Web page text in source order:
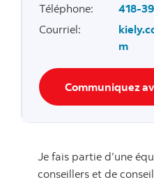
Téléphone:
418-
Courriel:
m
Communiquez
Je fais partie d’une
conseillers et de